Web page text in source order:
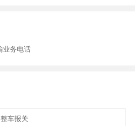
业务电话
整车报关